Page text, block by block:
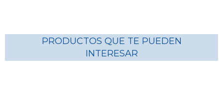
PRODUCTOS QUE TE PUEDEN
INTERESAR